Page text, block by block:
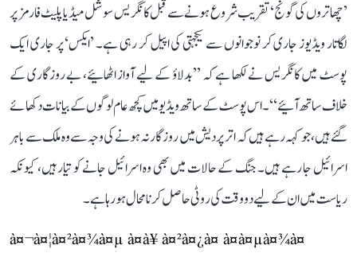
’چھاتروں کی گونج‘ تقریب شروع ہونے سے قبل کانگریس سوشل میڈیا پلیٹ فارمز پر
لگاتار ویڈیوز جاری کر نوجوانوں سے یکجہتی کی اپیل کر رہی ہے۔ ’ایکس‘ پر جاری ایک
پوسٹ میں کانگریس نے لکھا ہے کہ ’’بدلاؤ کے لیے آواز اٹھائیے، بے روزگاری کے
خلاف ساتھ آئیے‘‘۔ اس پوسٹ کے ساتھ ویڈیو میں کچھ عام لوگوں کے بیانات دکھائے
گئے ہیں، جو کہہ رہے ہیں کہ اتر پردیش میں روزگار نہ ہونے کی وجہ سے وہ ملک سے باہر
اسرائیل جا رہے ہیں۔ جنگ کے حالات میں بھی وہ اسرائیل جانے کو تیار ہیں، کیونکہ
ریاست میں ان کے لیے دو وقت کی روٹی حاصل کرنا محال ہو رہا ہے۔
à¤¬à¤¦à¤²à¤¾à¤µ à¤à¥ à¤²à¤¿à¤ à¤à¤µà¤¾à¤